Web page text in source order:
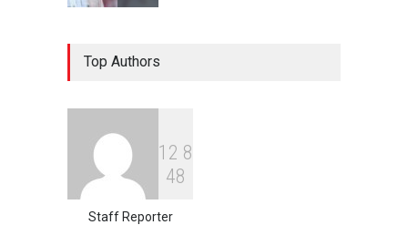
বৈশ্বিক প্রতিযোগিতা সক্ষমতা বাড়াতে
পোশাক শিল্পে নতুন উদ্যোগ
Top Authors
1 2 8
48
Staff Reporter